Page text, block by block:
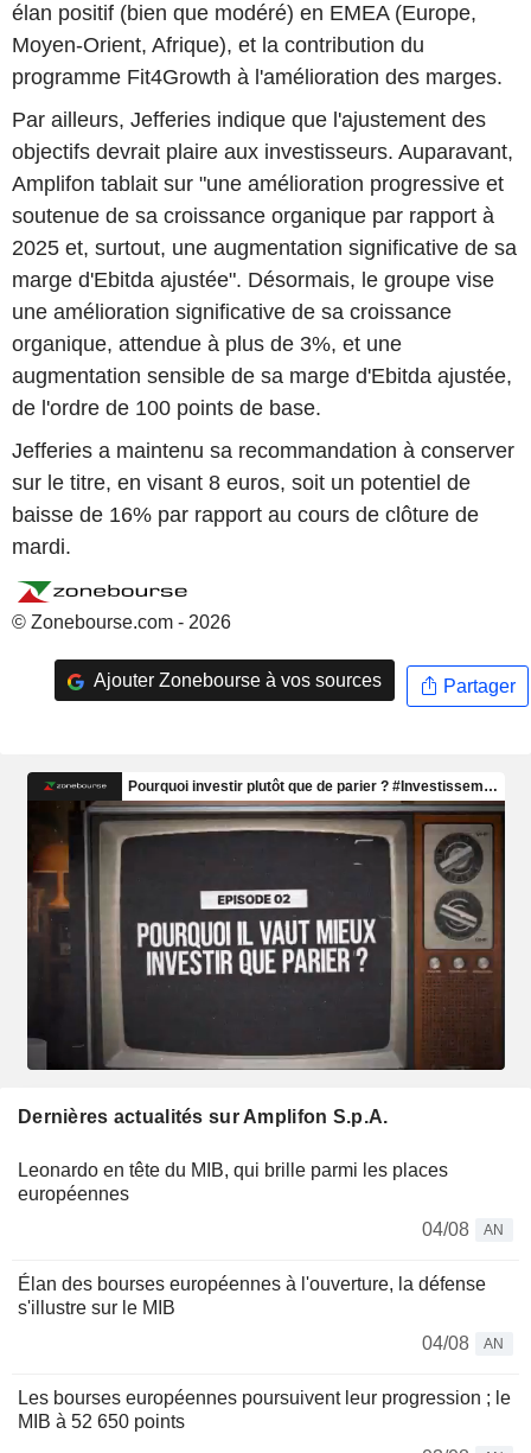
élan positif (bien que modéré) en EMEA (Europe,
Moyen-Orient, Afrique), et la contribution du
programme Fit4Growth à l'amélioration des marges.
Par ailleurs, Jefferies indique que l'ajustement des
objectifs devrait plaire aux investisseurs. Auparavant,
Amplifon tablait sur "une amélioration progressive et
soutenue de sa croissance organique par rapport à
2025 et, surtout, une augmentation significative de sa
marge d'Ebitda ajustée". Désormais, le groupe vise
une amélioration significative de sa croissance
organique, attendue à plus de 3%, et une
augmentation sensible de sa marge d'Ebitda ajustée,
de l'ordre de 100 points de base.
Jefferies a maintenu sa recommandation à conserver
sur le titre, en visant 8 euros, soit un potentiel de
baisse de 16% par rapport au cours de clôture de
mardi.
© Zonebourse.com - 2026
Ajouter Zonebourse à vos sources Partager
Dernières actualités sur Amplifon S.p.A.
Leonardo en tête du MIB, qui brille parmi les places
européennes
04/08
AN
Élan des bourses européennes à l'ouverture, la défense
s'illustre sur le MIB
04/08
AN
Les bourses européennes poursuivent leur progression ; le
MIB à 52 650 points